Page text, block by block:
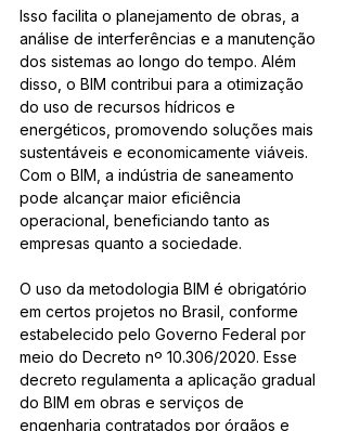
Isso facilita o planejamento de obras, a
análise de interferências e a manutenção
dos sistemas ao longo do tempo. Além
disso, o BIM contribui para a otimização
do uso de recursos hídricos e
energéticos, promovendo soluções mais
sustentáveis e economicamente viáveis.
Com o BIM, a indústria de saneamento
pode alcançar maior eficiência
operacional, beneficiando tanto as
empresas quanto a sociedade.
O uso da metodologia BIM é obrigatório
em certos projetos no Brasil, conforme
estabelecido pelo Governo Federal por
meio do Decreto nº 10.306/2020. Esse
decreto regulamenta a aplicação gradual
do BIM em obras e serviços de
engenharia contratados por órgãos e